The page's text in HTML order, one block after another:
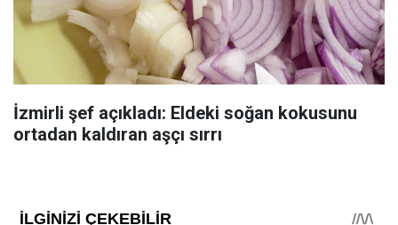
İzmirli şef açıkladı: Eldeki soğan kokusunu
ortadan kaldıran aşçı sırrı